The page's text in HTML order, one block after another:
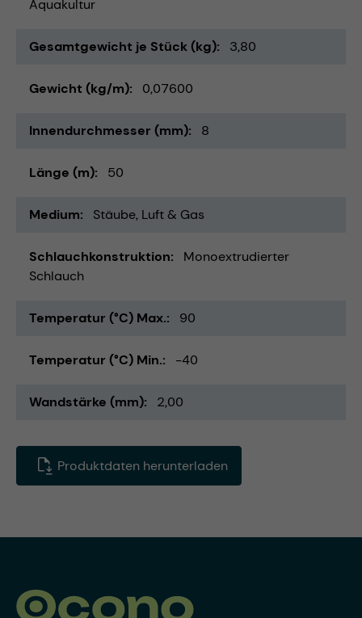
Aquakultur
Gesamtgewicht je Stück (kg) 3,80
Gewicht (kg/m) 0,07600
Innendurchmesser (mm) 8
Länge (m) 50
Medium Stäube Luft & Gas
Schlauchkonstruktion
Monoextrudierter
Schlauch
Temperatur (°C) Max. 90
Temperatur (°C) Min. -40
Wandstärke (mm) 2,00
Produktdaten herunterladen